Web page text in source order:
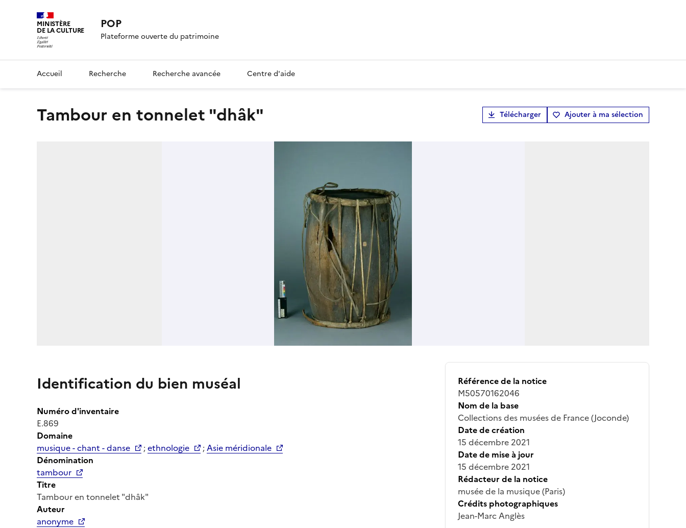
MINISTÈRE
DE LA CULTURE POP
Plateforme ouverte du patrimoine
Accueil Recherche Recherche avancée Centre d'aide
Tambour en tonnelet "dhâk" Télécharger Ajouter à ma sélection
Identification du bien muséal
Numéro d'inventaire
E.869
Domaine
musique - chant - danse
;ethnologie ;Asie méridionale
Dénomination
tambour
Titre
Tambour en tonnelet "dhâk"
Auteur
anonyme
Référence de la notice
M50570162046
Nom de la base
Collections des musées de France (Joconde)
Date de création
15 décembre 2021
Date de mise à jour
15 décembre 2021
Rédacteur de la notice
musée de la musique (Paris)
Crédits photographiques
Jean-Marc Anglès